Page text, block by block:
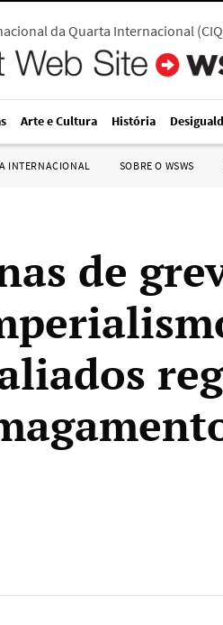
da Quarta Internacional(
Arte e Cultura História
INTERNACIONAL SOBRE O WSWS
de